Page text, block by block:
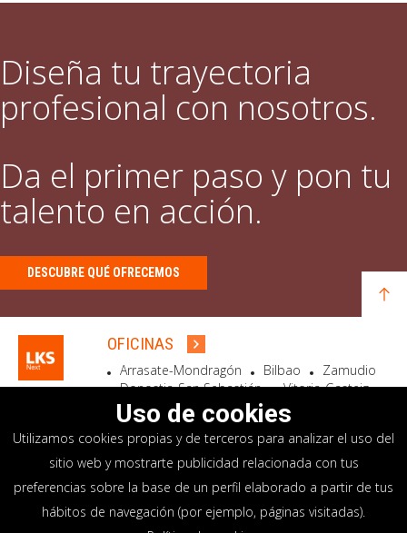
Diseña tu trayectoria
profesional con nosotros.
Da el primer paso y pon tu
talento en acción.
DESCUBRE QUÉ OFRECEMOS
OFICINAS
Arrasate-Mondragón Bilbao
Zamudio
Donostia-San Sebastián
Vitoria-Gasteiz
Madrid
El Astillero Bidart
SEDE SOCIAL
Goiru, 7 Arrasate-Mondragón
CP 20500 GIPUZKOA – SPAIN
+34 900 84 14 14
Uso de cookies
Utilizamos cookies propias y de terceros para analizar el uso del
sitio web y mostrarte publicidad relacionada con tus
preferencias sobre la base de un perfil elaborado a partir de tus
hábitos de navegación (por ejemplo, páginas visitadas).